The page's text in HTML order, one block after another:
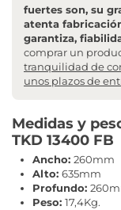
fuertes son, su
atenta
garantiza,
comprar un
tranquilidad de
unos plazos de
Medidas y
TKD 13400 FB
Ancho: 260mm
Alto: 635mm
Profundo:
Peso: 17,4Kg.